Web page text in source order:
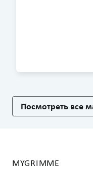
Посмотреть все
MYGRIMME